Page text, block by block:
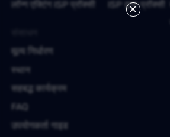
लॉन्ग एक्टिंग ISP प्रॉक्सी
ISP द्वारा प्रॉक्सी
मूल्य निर्धारण
स्थान
सहबद्ध कार्यक्रम
FAQ
उपयोगकर्ता गाइड